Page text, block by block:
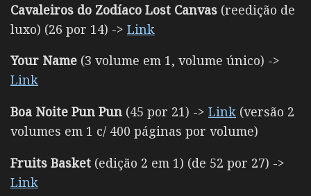
Cavaleiros do Zodíaco Lost Canvas (reedição de
luxo) (26 por 14) -> Link
Your Name (3 volume em 1, volume único) ->
Link
Boa Noite Pun Pun (45 por 21) -> Link (versão 2
volumes em 1 c/ 400 páginas por volume)
Fruits Basket (edição 2 em 1) (de 52 por 27) ->
Link